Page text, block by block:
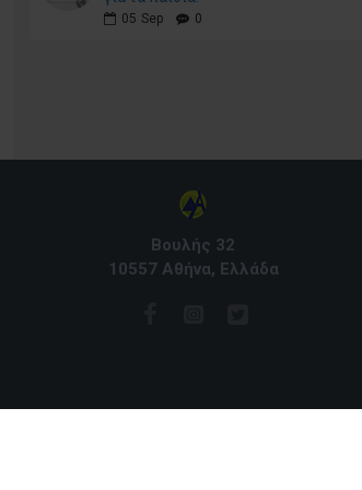
05 Sep 0
Βουλής 32
10557 Αθήνα, Ελλάδα